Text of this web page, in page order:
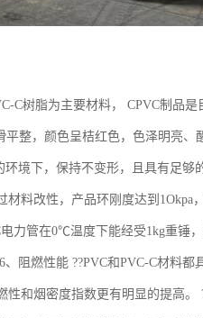
C树脂为主要材料， CPVC制品
整，颜色呈桔红色，色泽明亮、
境下，保持不变形，且具有足够
材料改性，产品环刚度达到
电力管在0℃温度下能经受1kg重锤
阻燃性能 ??PVC和PVC-C材料
和烟密度指数更有明显的提高。